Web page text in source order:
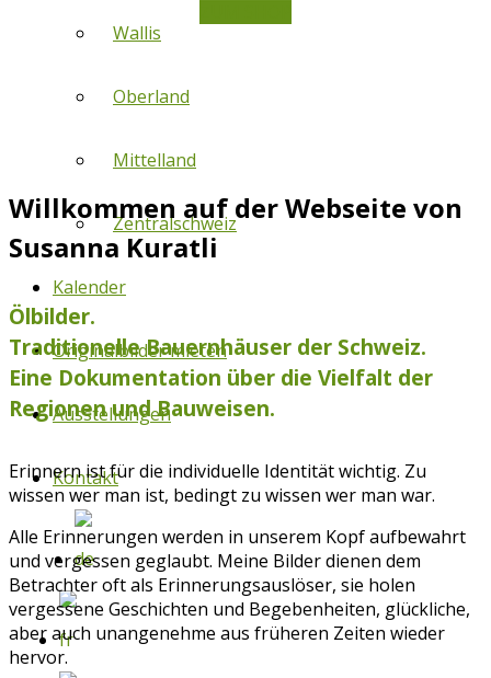
Wallis
Oberland
Mittelland
Zentralschweiz
Kalender
Originalbilder mieten
Ausstellungen
Kontakt
Willkommen auf der Webseite von
Susanna Kuratli
Ölbilder.
Traditionelle Bauernhäuser der Schweiz.
Eine Dokumentation über die Vielfalt der
Regionen und Bauweisen.
Erinnern ist für die individuelle Identität wichtig. Zu
wissen wer man ist, bedingt zu wissen wer man war.
Alle Erinnerungen werden in unserem Kopf aufbewahrt
und vergessen geglaubt. Meine Bilder dienen dem
Betrachter oft als Erinnerungsauslöser, sie holen
vergessene Geschichten und Begebenheiten, glückliche,
aber auch unangenehme aus früheren Zeiten wieder
hervor.